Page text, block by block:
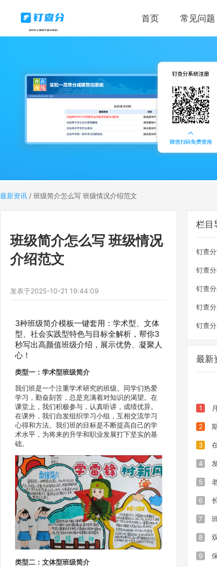
首页 常见问题
快
上传成绩
最新资讯 / 班级简介怎么写 班级情况介绍范文
班级简介怎么写 班级情况
介绍范文
发表于2025-10-21 19:44:09
3种班级简介模板一键套用：学术型、文体
型、社会实践型特色与目标全解析，帮你3
秒写出高颜值班级介绍，展示优势、凝聚人
心！
类型一：学术型班级简介
我们班是一个注重学术研究的班级。同学们热爱
学习，勤奋刻苦，总是充满着对知识的渴望。在
课堂上，我们积极参与，认真听讲，成绩优异。
在课外，我们自发组织学习小组，互相交流学习
心得和方法。我们班的目标是不断提高自己的学
术水平，为将来的升学和职业发展打下坚实的基
础。
类型二：文体型班级简介
栏目
钉查
钉查
钉查
钉查
钉查
最新
1
步安
名、
分一
2
试成
让家
效又
3
靠谱
分钟
查询
询
4
期，
力批
校考
5
xcel
分从
6
算表
长度
率一览
7
么写
绍范文
8
什么
9